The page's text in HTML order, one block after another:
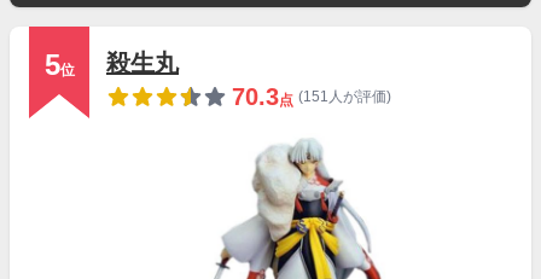
5位
殺生丸
70.3点 (151人が評価)